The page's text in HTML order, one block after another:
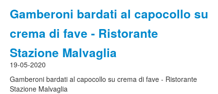
Gamberoni bardati al capocollo su
crema di fave - Ristorante
Stazione Malvaglia
19-05-2020
Gamberoni bardati al capocollo su crema di fave - Ristorante
Stazione Malvaglia